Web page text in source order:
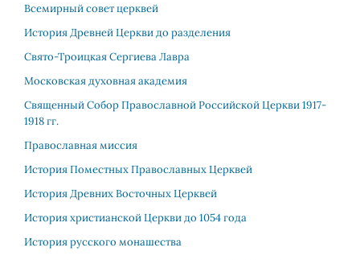
Всемирный совет церквей
История Древней Церкви до разделения
Свято-Троицкая Сергиева Лавра
Московская духовная академия
Священный Собор Православной Российской Церкви 1917-
1918 гг.
Православная миссия
История Поместных Православных Церквей
История Древних Восточных Церквей
История христианской Церкви до 1054 года
История русского монашества